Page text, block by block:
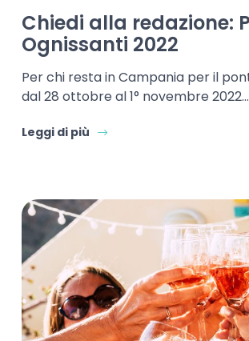
Chiedi alla redazione:
Ognissanti 2022
Per chi resta in Campania per il
dal 28 ottobre al 1° novembre 2022…
Leggi di più